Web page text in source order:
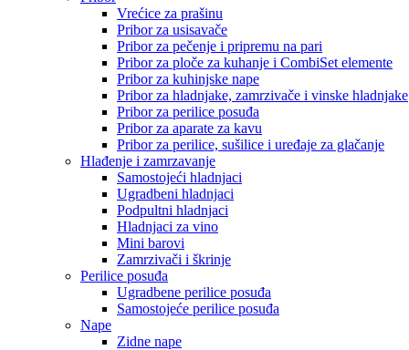
Vrećice za prašinu
Pribor za usisavače
Pribor za pečenje i pripremu na pari
Pribor za ploče za kuhanje i CombiSet elemente
Pribor za kuhinjske nape
Pribor za hladnjake, zamrzivače i vinske hladnjake
Pribor za perilice posuđa
Pribor za aparate za kavu
Pribor za perilice, sušilice i uređaje za glačanje
Hlađenje i zamrzavanje
Samostojeći hladnjaci
Ugradbeni hladnjaci
Podpultni hladnjaci
Hladnjaci za vino
Mini barovi
Zamrzivači i škrinje
Perilice posuđa
Ugradbene perilice posuđa
Samostojeće perilice posuđa
Nape
Zidne nape